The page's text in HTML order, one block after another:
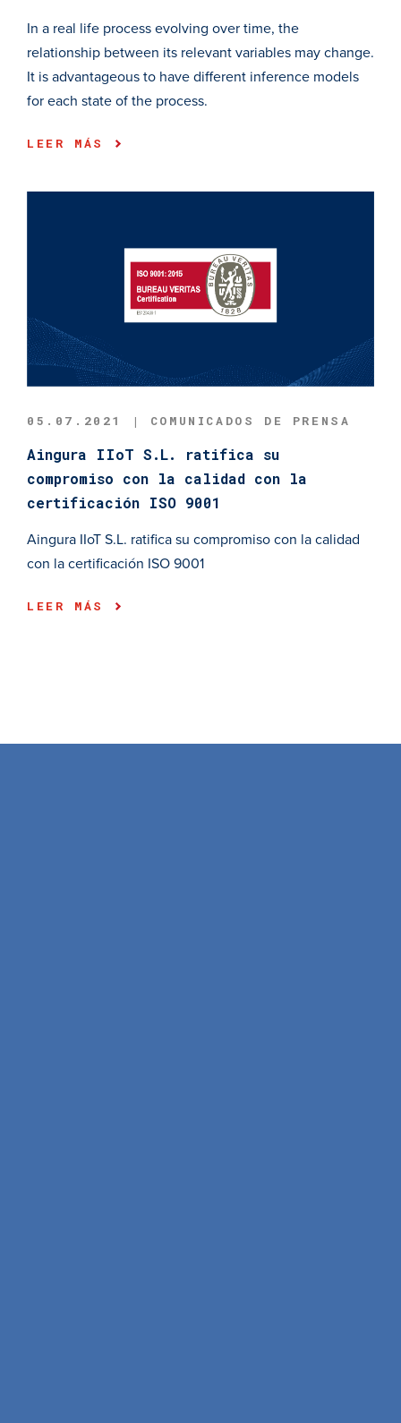
In a real life process evolving over time, the
relationship between its relevant variables may change.
It is advantageous to have different inference models
for each state of the process.
LEER MÁS
05.07.2021 | COMUNICADOS DE PRENSA
Aingura IIoT S.L. ratifica su
compromiso con la calidad con la
certificación ISO 9001
Aingura IIoT S.L. ratifica su compromiso con la calidad
con la certificación ISO 9001
LEER MÁS